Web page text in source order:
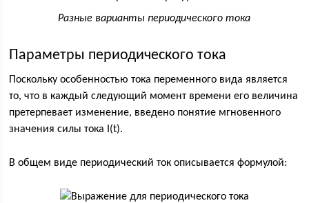
Разные варианты периодического тока
Параметры периодического тока
Поскольку особенностью тока переменного вида является
то, что в каждый следующий момент времени его величина
претерпевает изменение, введено понятие мгновенного
значения силы тока I(t).
В общем виде периодический ток описывается формулой: